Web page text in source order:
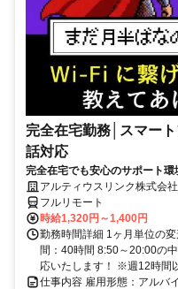
完全在宅勤務│スマー
話対応
完全在宅でも安心のサポート
アルティウスリンク株式会社
フルリモート
時給1,320円～1,400円
勤務時間詳細 1ヶ月単位の
間：40時間 8:50～20:00の
応いたします！ ※週12時間
仕事内容 雇用形態：アルバ